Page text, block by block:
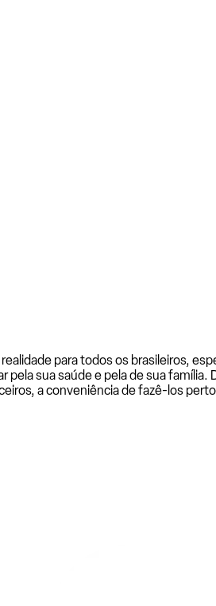
para todos os brasileiros,
sua saúde e pela de sua
a conveniência de fazê-los